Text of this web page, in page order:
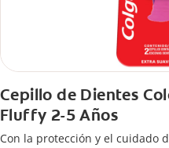
Cepillo de Dientes
Fluffy 2-5 Años
Con la protección y el cuidado